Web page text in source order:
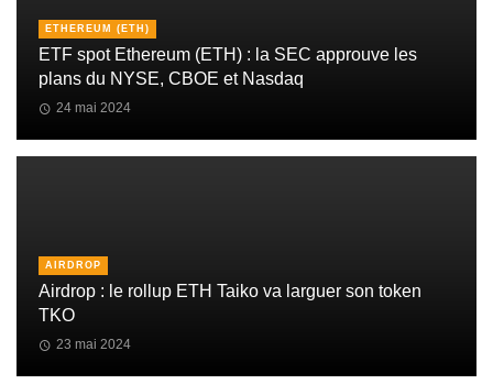
ETHEREUM (ETH)
ETF spot Ethereum (ETH) : la SEC approuve les
plans du NYSE, CBOE et Nasdaq
24 mai 2024
AIRDROP
Airdrop : le rollup ETH Taiko va larguer son token
TKO
23 mai 2024